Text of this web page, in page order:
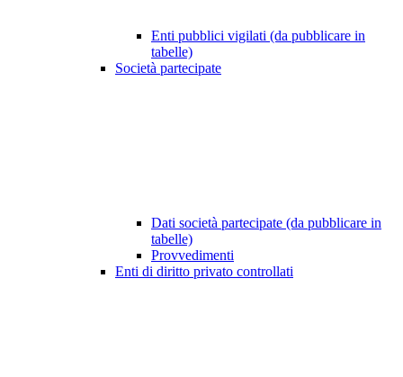
Enti pubblici vigilati (da pubblicare in
tabelle)
Società partecipate
Dati società partecipate (da pubblicare in
tabelle)
Provvedimenti
Enti di diritto privato controllati